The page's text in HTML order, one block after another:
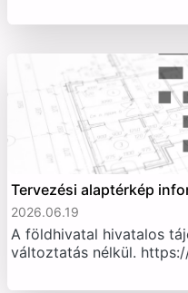
Tervezési alaptérkép
2026.06.19
A földhivatal hivatalos
változtatás nélkül.